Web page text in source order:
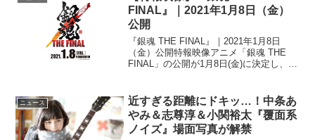
FINAL』｜2021年1月8日（金）
公開
『銀魂 THE FINAL』｜2021年1月8日
（金）公開特報映像アニメ「銀魂 THE
FINAL」の公開が1月8日(金)に決定し、特
リーズが、今度こそ本当に終わりを迎...
ニュース
近すぎる距離にドキッ…！中条あ
やみ＆志尊淳＆小関裕太『覆面系
ノイズ』場面写真が解禁